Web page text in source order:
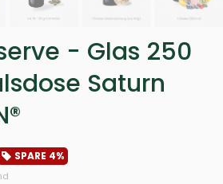
- Glas 250
Saturn
SPARE 4%